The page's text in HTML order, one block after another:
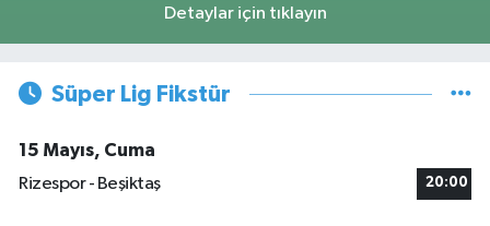
Detaylar için tıklayın
Süper Lig Fikstür
15 Mayıs, Cuma
Rizespor - Beşiktaş
20:00